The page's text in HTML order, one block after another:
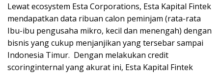
Lewat ecosystem Esta Corporations, Esta Kapital Fintek
mendapatkan data ribuan calon peminjam (rata-rata
Ibu-ibu pengusaha mikro, kecil dan menengah) dengan
bisnis yang cukup menjanjikan yang tersebar sampai
Indonesia Timur. Dengan melakukan credit
scoringinternal yang akurat ini, Esta Kapital Fintek